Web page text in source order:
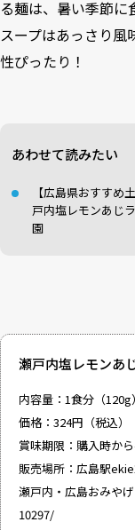
る麺は、暑い季節に
スープはあっさり風
性ぴったり！
あわせて読みたい
【広島県おすすめ
戸内塩レモンあじ
園
瀬戸内塩レモンあ
内容量：1食分（120g）
価格：324円（税込）
賞味期限：購入時か
販売場所：広島駅
瀬戸内・広島おみやげ
10297/